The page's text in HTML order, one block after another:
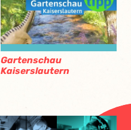
Gartenschau
Kaiserslautern